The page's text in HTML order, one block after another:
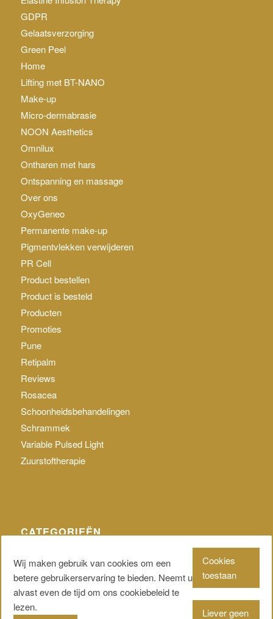
GDPR
Gelaatsverzorging
Green Peel
Home
Lifting met BT-NANO
Make-up
Micro-dermabrasie
NOON Aesthetics
Omnilux
Ontharen met hars
Ontspanning en massage
Over ons
OxyGeneo
Permanente make-up
Pigmentvlekken verwijderen
PR Cell
Product bestellen
Product is besteld
Producten
Promoties
Pune
Retipalm
Reviews
Rosacea
Schoonheidsbehandelingen
Schrammek
Variable Pulsed Light
Zuurstoftherapie
CATEGORIEËN
Wij maken gebruik van cookies om een
betere gebruikerservaring te bieden. Neemt u
alvast even de tijd om ons cookiebeleid te
lezen.
Cookies
toestaan
Liever geen